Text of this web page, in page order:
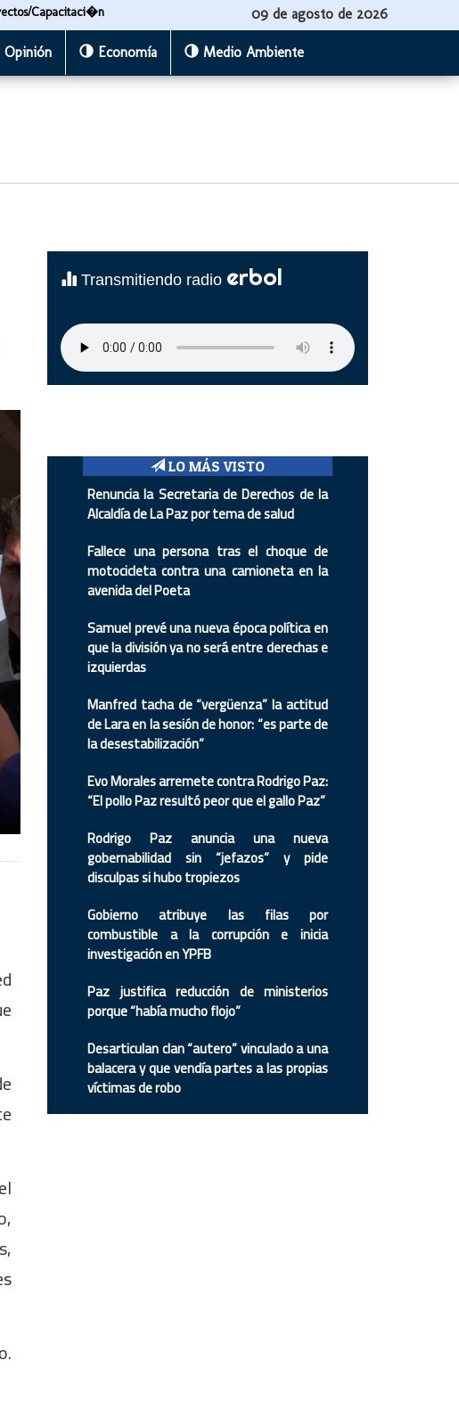
Capacitaci�n 09 de agosto de 2026
Opinión Economía Medio Ambiente
Transmitiendo radio erbol
LO MÁS VISTO
Renuncia la Secretaria de Derechos de la
Alcaldía de La Paz por tema de salud
Fallece una persona tras el choque de
motocicleta contra una camioneta en la
avenida del Poeta
Samuel prevé una nueva época política en
que la división ya no será entre derechas e
izquierdas
Manfred tacha de “vergüenza” la actitud
de Lara en la sesión de honor: “es parte de
la desestabilización”
Evo Morales arremete contra Rodrigo Paz:
“El pollo Paz resultó peor que el gallo Paz”
Rodrigo Paz anuncia una nueva
gobernabilidad sin “jefazos” y pide
disculpas si hubo tropiezos
Gobierno atribuye las filas por
combustible a la corrupción e inicia
investigación en YPFB
Paz justifica reducción de ministerios
porque “había mucho flojo”
Desarticulan clan “autero” vinculado a una
balacera y que vendía partes a las propias
víctimas de robo